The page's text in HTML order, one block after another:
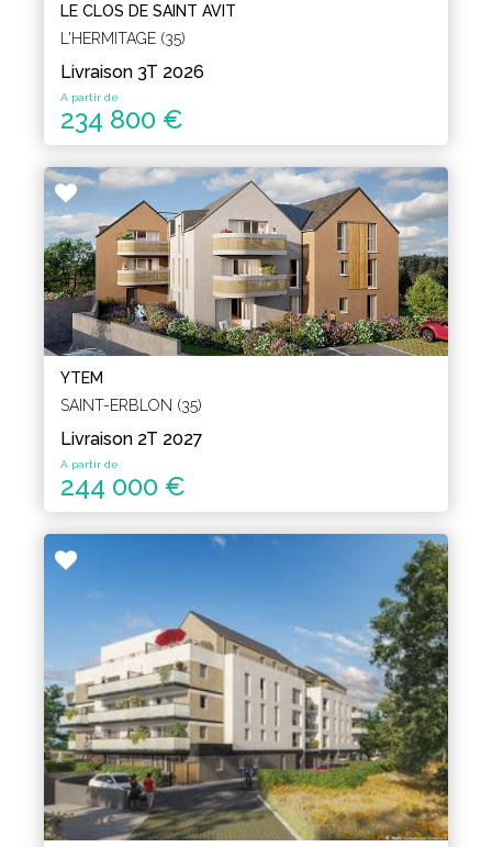
LE CLOS DE SAINT AVIT
L'HERMITAGE (35)
Livraison 3T 2026
A partir de
234 800 €
YTEM
SAINT-ERBLON (35)
Livraison 2T 2027
A partir de
244 000 €